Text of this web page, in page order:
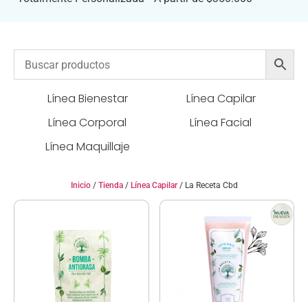
Línea Bienestar
Línea Capilar
Línea Corporal
Línea Facial
Línea Maquillaje
Inicio/ Tienda/ Línea Capilar/ La Receta Cbd